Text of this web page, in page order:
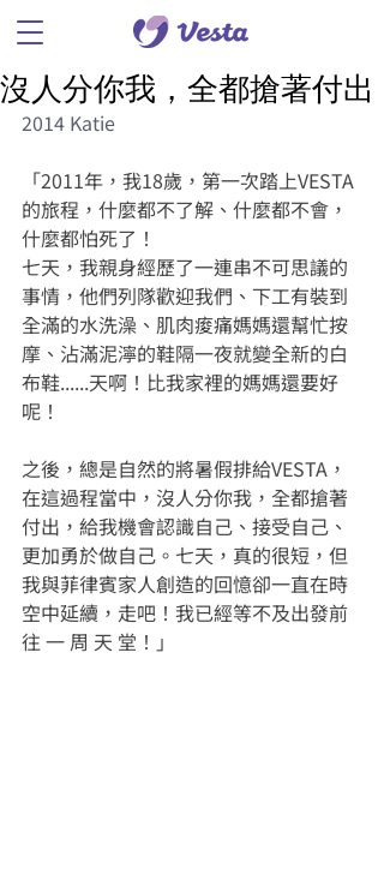
沒人分你我，全都搶著付出
2014 Katie
「2011年，我18歲，第一次踏上VESTA
的旅程，什麼都不了解、什麼都不會，
什麼都怕死了！
七天，我親身經歷了一連串不可思議的
事情，他們列隊歡迎我們、下工有裝到
全滿的水洗澡、肌肉痠痛媽媽還幫忙按
摩、沾滿泥濘的鞋隔一夜就變全新的白
布鞋......天啊！比我家裡的媽媽還要好
呢！
之後，總是自然的將暑假排給VESTA，
在這過程當中，沒人分你我，全都搶著
付出，給我機會認識自己、接受自己、
更加勇於做自己。七天，真的很短，但
我與菲律賓家人創造的回憶卻一直在時
空中延續，走吧！我已經等不及出發前
往 一 周 天 堂！」